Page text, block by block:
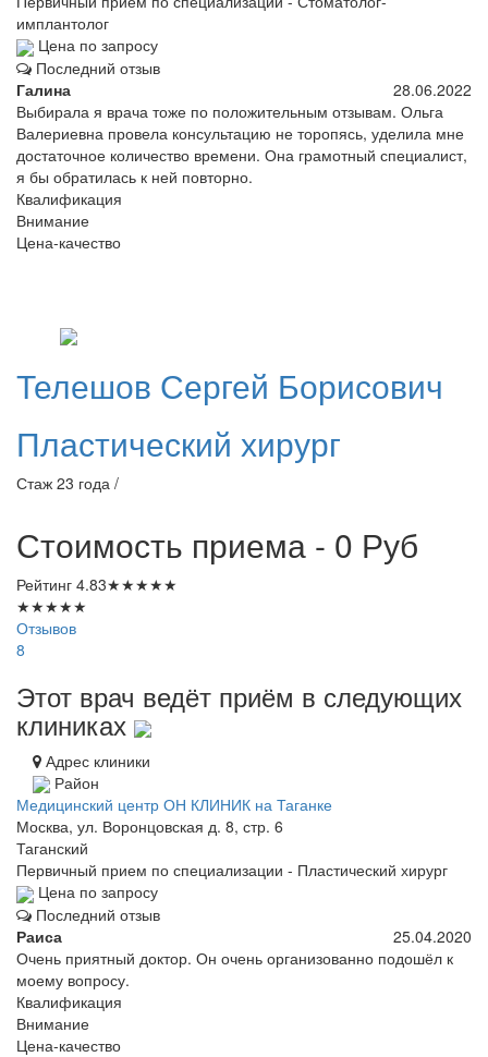
имплантолог
Цена по запросу
Последний отзыв
Галина
28.06.2022
Выбирала я врача тоже по положительным отзывам. Ольга
Валериевна провела консультацию не торопясь, уделила мне
достаточное количество времени. Она грамотный специалист,
я бы обратилась к ней повторно.
Квалификация
Внимание
Цена-качество
Телешов Сергей Борисович
Пластический хирург
Стаж 23 года /
Стоимость приема - 0 Руб
Рейтинг 4.83★★★★★
★★★★★
Отзывов
8
Этот врач ведёт приём в следующих
клиниках
Адрес клиники
Район
Медицинский центр ОН КЛИНИК на Таганке
Москва, ул. Воронцовская д. 8, стр. 6
Таганский
Первичный прием по специализации - Пластический хирург
Цена по запросу
Последний отзыв
Раиса
25.04.2020
Очень приятный доктор. Он очень организованно подошёл к
моему вопросу.
Квалификация
Внимание
Цена-качество